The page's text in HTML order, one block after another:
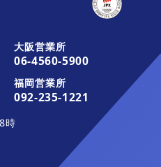
ポート
サポート
大阪営業所
06-4560-5900
福岡営業所
092-235-1221
時